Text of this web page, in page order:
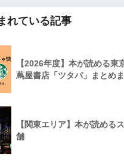
れている記事
【2026年度】本が読める東
蔦屋書店「ツタバ」まとめ
【関東エリア】本が読める
舗